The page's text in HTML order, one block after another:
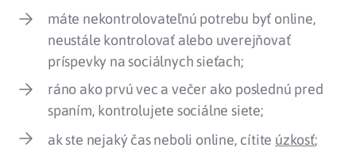
máte nekontrolovateľnú potrebu byť online,
neustále kontrolovať alebo uverejňovať
príspevky na sociálnych sieťach;
ráno ako prvú vec a večer ako poslednú pred
spaním, kontrolujete sociálne siete;
ak ste nejaký čas neboli online, cítite úzkosť;